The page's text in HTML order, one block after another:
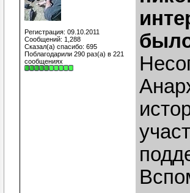
Регистрация: 09.10.2011
Сообщений: 1,288
Сказал(а) спасибо: 695
Поблагодарили 290 раз(а) в 221
сообщениях